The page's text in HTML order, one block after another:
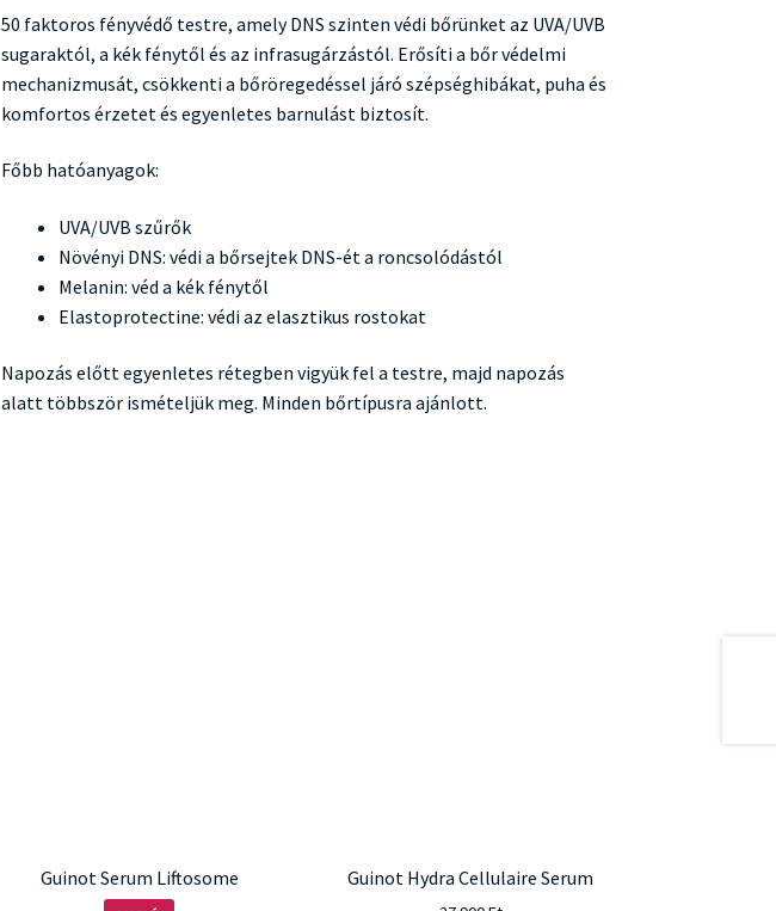
50 faktoros fényvédő testre, amely DNS szinten védi bőrünket az UVA/UVB
sugaraktól, a kék fénytől és az infrasugárzástól. Erősíti a bőr védelmi
mechanizmusát, csökkenti a bőröregedéssel járó szépséghibákat, puha és
komfortos érzetet és egyenletes barnulást biztosít.
Főbb hatóanyagok:
UVA/UVB szűrők
Növényi DNS: védi a bőrsejtek DNS-ét a roncsolódástól
Melanin: véd a kék fénytől
Elastoprotectine: védi az elasztikus rostokat
Napozás előtt egyenletes rétegben vigyük fel a testre, majd napozás
alatt többször ismételjük meg. Minden bőrtípusra ajánlott.
Guinot Serum Liftosome Guinot Hydra Cellulaire Serum